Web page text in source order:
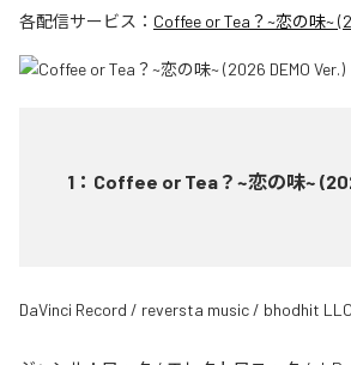
各配信サービス： Coffee or Tea？~恋の味~
1 ： Coffee or Tea？~恋の味~
DaVinci Record / reversta music / bhodhit LLC